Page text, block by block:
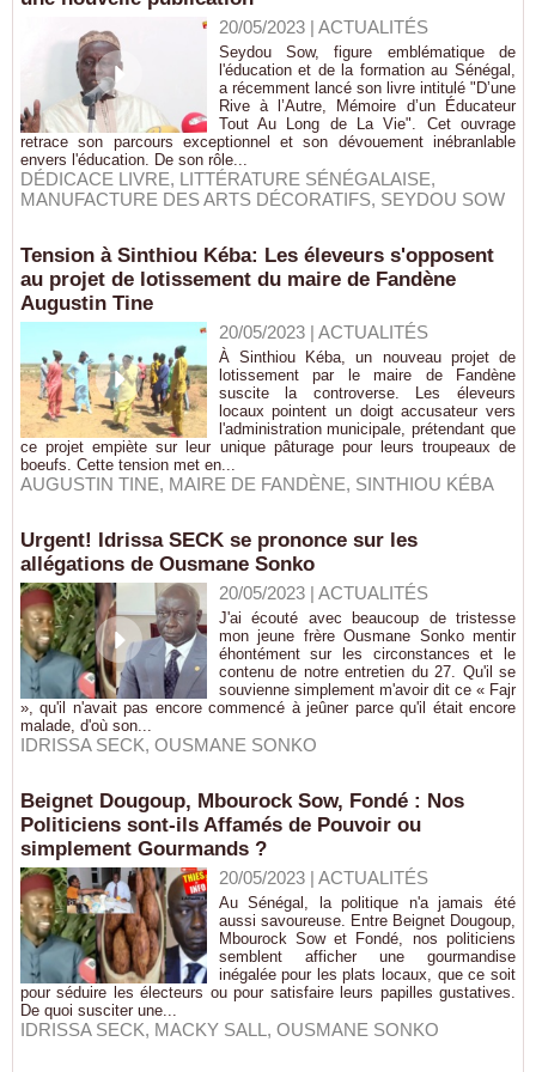
20/05/2023| ACTUALITÉS
Seydou Sow, figure emblématique de
l'éducation et de la formation au Sénégal,
a récemment lancé son livre intitulé "D’une
Rive à l’Autre, Mémoire d’un Éducateur
Tout Au Long de La Vie". Cet ouvrage
retrace son parcours exceptionnel et son dévouement inébranlable
envers l'éducation. De son rôle...
DÉDICACE LIVRE, LITTÉRATURE SÉNÉGALAISE,
MANUFACTURE DES ARTS DÉCORATIFS, SEYDOU SOW
Tension à Sinthiou Kéba: Les éleveurs s'opposent
au projet de lotissement du maire de Fandène
Augustin Tine
20/05/2023| ACTUALITÉS
À Sinthiou Kéba, un nouveau projet de
lotissement par le maire de Fandène
suscite la controverse. Les éleveurs
locaux pointent un doigt accusateur vers
l'administration municipale, prétendant que
ce projet empiète sur leur unique pâturage pour leurs troupeaux de
boeufs. Cette tension met en...
AUGUSTIN TINE, MAIRE DE FANDÈNE, SINTHIOU KÉBA
Urgent! Idrissa SECK se prononce sur les
allégations de Ousmane Sonko
20/05/2023| ACTUALITÉS
J'ai écouté avec beaucoup de tristesse
mon jeune frère Ousmane Sonko mentir
éhontément sur les circonstances et le
contenu de notre entretien du 27. Qu'il se
souvienne simplement m'avoir dit ce « Fajr
», qu'il n'avait pas encore commencé à jeûner parce qu'il était encore
malade, d'où son...
IDRISSA SECK, OUSMANE SONKO
Beignet Dougoup, Mbourock Sow, Fondé : Nos
Politiciens sont-ils Affamés de Pouvoir ou
simplement Gourmands ?
20/05/2023| ACTUALITÉS
Au Sénégal, la politique n'a jamais été
aussi savoureuse. Entre Beignet Dougoup,
Mbourock Sow et Fondé, nos politiciens
semblent afficher une gourmandise
inégalée pour les plats locaux, que ce soit
pour séduire les électeurs ou pour satisfaire leurs papilles gustatives.
De quoi susciter une...
IDRISSA SECK, MACKY SALL , OUSMANE SONKO